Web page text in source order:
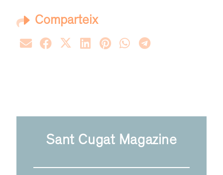
Comparteix
Sant Cugat Magazine